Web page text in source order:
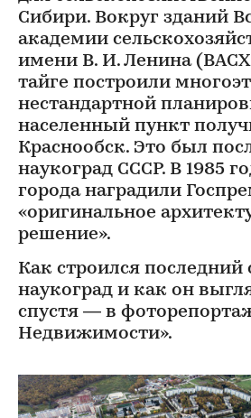
Сибири. Вокруг зданий
академии
имени В. И. Ленина
тайге построили
нестандартной
населенный пункт
Краснообск. Это был
наукоград СССР. В 1985
города наградили
«оригинальное
решение».
Как строился последний
наукоград и как он
спустя — в
Недвижимости».